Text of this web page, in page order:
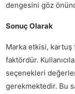
dengesini göz
Sonuç Olarak
Marka etkisi, kartuş
faktördür.
seçenekleri
gerekmektedir. Bu